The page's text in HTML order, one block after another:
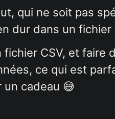
qui ne soit pas
dur dans un fichier
CSV, et faire
ce qui est
un cadeau 😅